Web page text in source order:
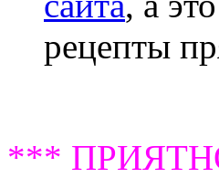
рецепты
***